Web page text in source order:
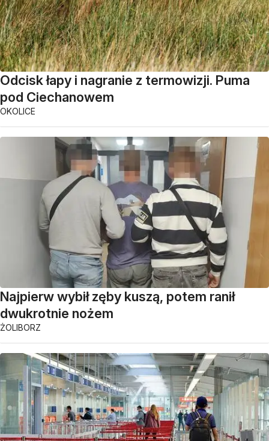
Odcisk łapy i nagranie z termowizji. Puma
pod Ciechanowem
OKOLICE
Najpierw wybił zęby kuszą, potem ranił
dwukrotnie nożem
ŻOLIBORZ